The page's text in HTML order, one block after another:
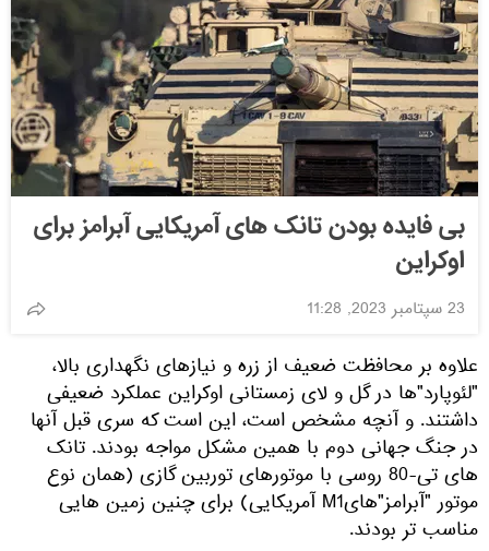
بی فایده بودن تانک های آمریکایی آبرامز برای
اوکراین
23 سپتامبر 2023, 11:28
علاوه بر محافظت ضعیف از زره و نیازهای نگهداری بالا،
"لئوپارد"ها در گل و لای زمستانی اوکراین عملکرد ضعیفی
داشتند. و آنچه مشخص است، این است که سری قبل آنها
در جنگ جهانی دوم با همین مشکل مواجه بودند. تانک
های تی-80 روسی با موتورهای توربین گازی (همان نوع
موتور "آبرامز"هایM1 آمریکایی) برای چنین زمین هایی
مناسب تر بودند.